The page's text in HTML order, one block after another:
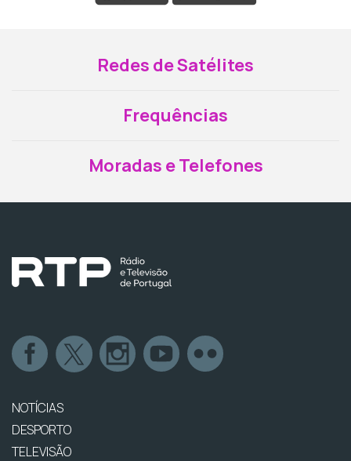
Redes de Satélites
Frequências
Moradas e Telefones
NOTÍCIAS
DESPORTO
TELEVISÃO